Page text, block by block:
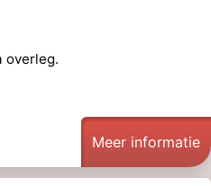
overleg.
Meer informatie